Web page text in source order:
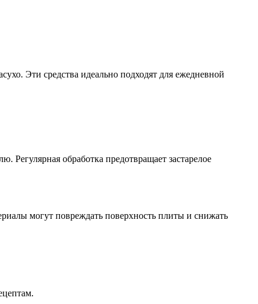
Эти средства идеально подходят для ежедневной
Регулярная обработка предотвращает застарелое
могут повреждать поверхность плиты и снижать